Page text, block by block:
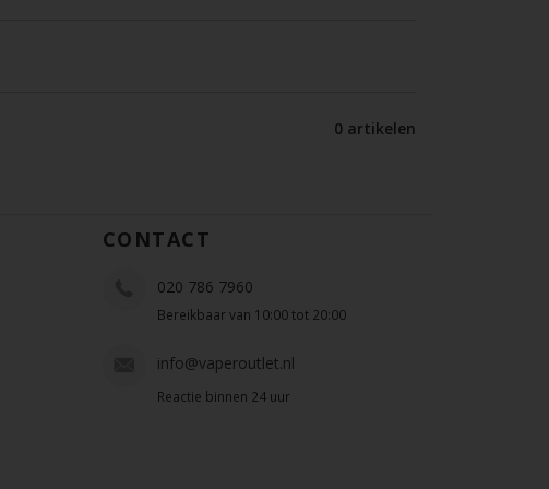
0 artikelen
CONTACT
020 786 7960
Bereikbaar van 10:00 tot 20:00
info@vaperoutlet.nl
Reactie binnen 24 uur